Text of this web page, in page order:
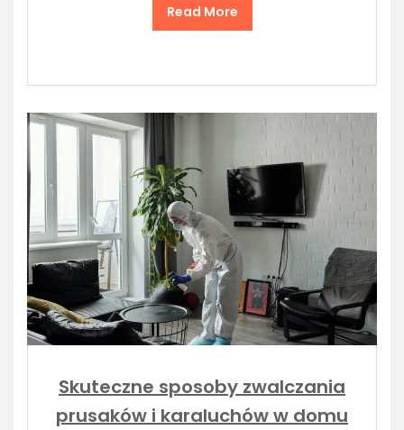
Read More
Skuteczne sposoby zwalczania
prusaków i karaluchów w domu